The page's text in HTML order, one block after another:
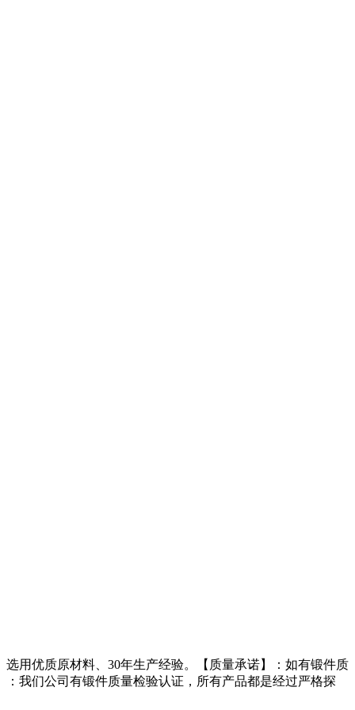
用优质原材料、30年生产经验。【质量承诺】：如有锻件质
我们公司有锻件质量检验认证，所有产品都是经过严格探